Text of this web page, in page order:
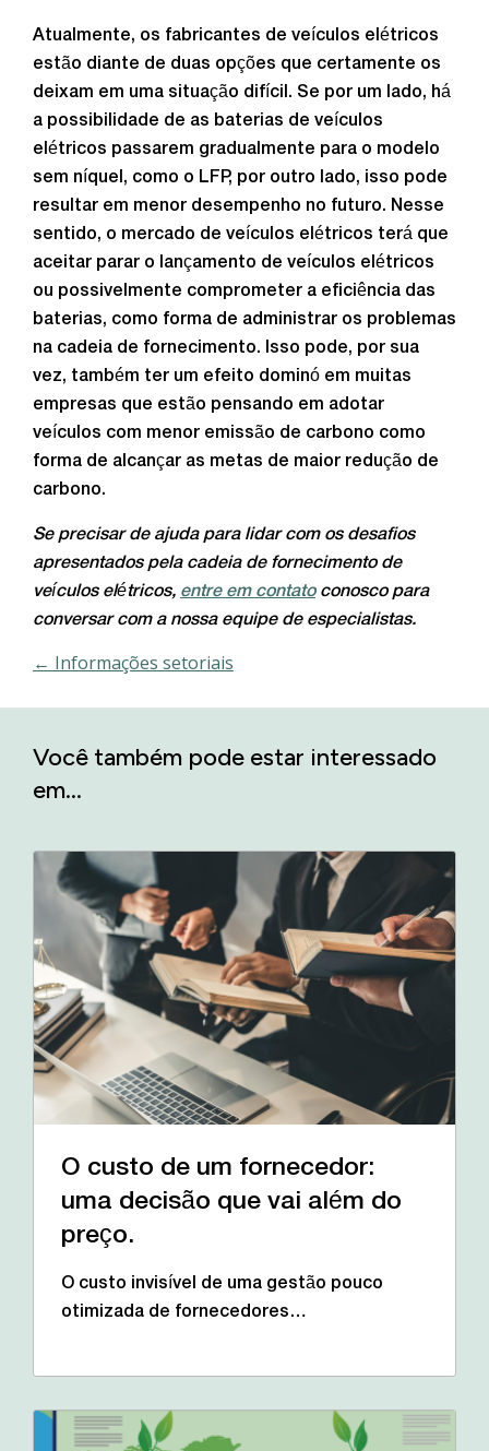
Atualmente, os fabricantes de veículos elétricos
estão diante de duas opções que certamente os
deixam em uma situação difícil. Se por um lado, há
a possibilidade de as baterias de veículos
elétricos passarem gradualmente para o modelo
sem níquel, como o LFP, por outro lado, isso pode
resultar em menor desempenho no futuro. Nesse
sentido, o mercado de veículos elétricos terá que
aceitar parar o lançamento de veículos elétricos
ou possivelmente comprometer a eficiência das
baterias, como forma de administrar os problemas
na cadeia de fornecimento. Isso pode, por sua
vez, também ter um efeito dominó em muitas
empresas que estão pensando em adotar
veículos com menor emissão de carbono como
forma de alcançar as metas de maior redução de
carbono.
Se precisar de ajuda para lidar com os desafios
apresentados pela cadeia de fornecimento de
veículos elétricos, entre em contatoconosco para
conversar com a nossa equipe de especialistas.
← Informações setoriais
Você também pode estar interessado
em...
O custo de um fornecedor:
uma decisão que vai além do
preço.
O custo invisível de uma gestão pouco
otimizada de fornecedores…